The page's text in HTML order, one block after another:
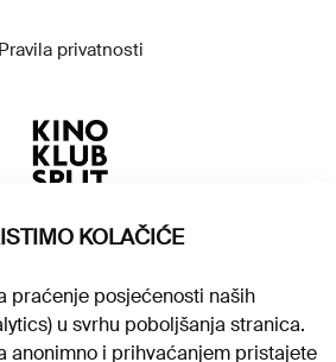
Pravila privatnosti
KOLAČIĆE
praćenje posjećenosti naših
u svrhu poboljšanja stranica.
anonimno i prihvaćanjem pristajete